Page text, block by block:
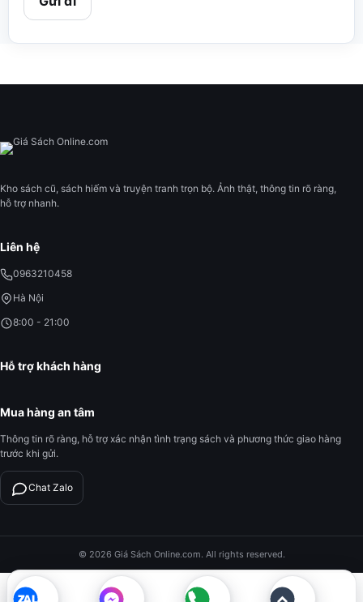
Kho sách cũ, sách hiếm và truyện tranh trọn bộ. Ảnh thật, thông tin rõ ràng,
hỗ trợ nhanh.
Liên hệ
0963210458
Hà Nội
8:00 - 21:00
Hỗ trợ khách hàng
Mua hàng an tâm
Thông tin rõ ràng, hỗ trợ xác nhận tình trạng sách và phương thức giao hàng
trước khi gửi.
Chat Zalo
© 2026 Giá Sách Online.com. All rights reserved.